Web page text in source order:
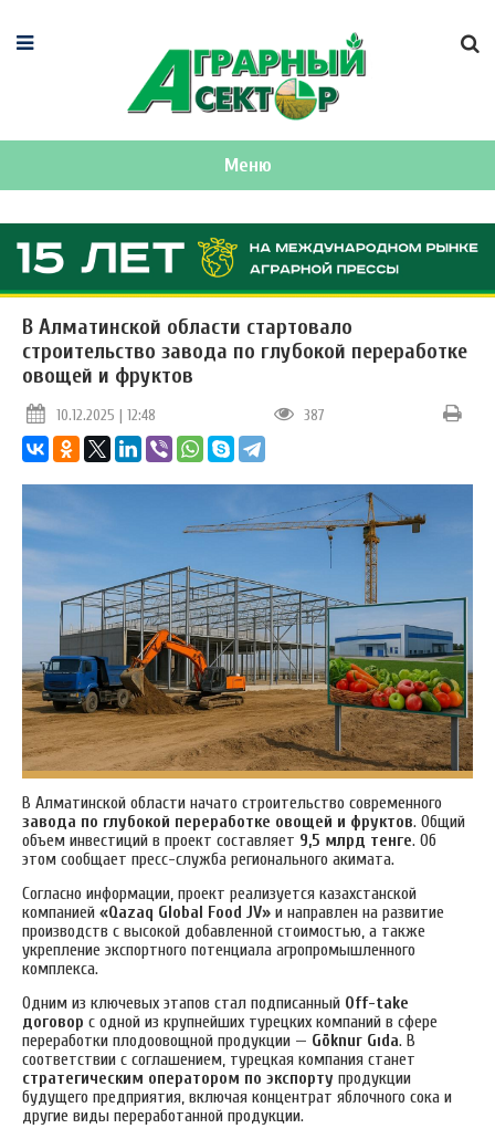
Меню
В Алматинской области стартовало
строительство завода по глубокой переработке
овощей и фруктов
10.12.2025 | 12:48 387
В Алматинской области начато строительство современного
завода по глубокой переработке овощей и фруктов. Общий
объем инвестиций в проект составляет 9,5 млрд тенге. Об
этом сообщает пресс-служба регионального акимата.
Согласно информации, проект реализуется казахстанской
компанией «Qazaq Global Food JV» и направлен на развитие
производств с высокой добавленной стоимостью, а также
укрепление экспортного потенциала агропромышленного
комплекса.
Одним из ключевых этапов стал подписанный Off-take
договор с одной из крупнейших турецких компаний в сфере
переработки плодоовощной продукции — Göknur Gıda. В
соответствии с соглашением, турецкая компания станет
стратегическим оператором по экспорту продукции
будущего предприятия, включая концентрат яблочного сока и
другие виды переработанной продукции.